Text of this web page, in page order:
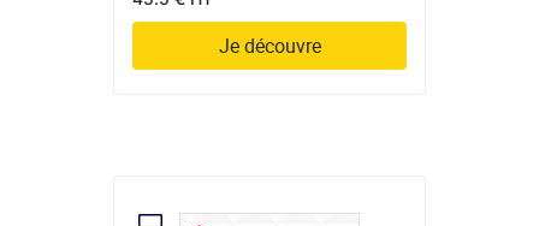
Je découvre